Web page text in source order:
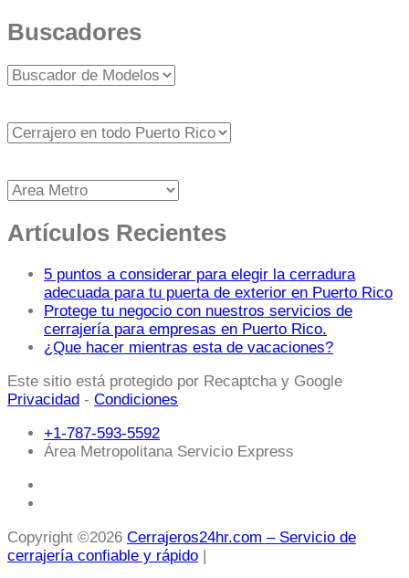
Buscadores
Artículos Recientes
5 puntos a considerar para elegir la cerradura
adecuada para tu puerta de exterior en Puerto Rico
Protege tu negocio con nuestros servicios de
cerrajería para empresas en Puerto Rico.
¿Que hacer mientras esta de vacaciones?
Este sitio está protegido por Recaptcha y Google
Privacidad - Condiciones
+1-787-593-5592
Área Metropolitana Servicio Express
Copyright ©2026 Cerrajeros24hr.com – Servicio de
cerrajería confiable y rápido